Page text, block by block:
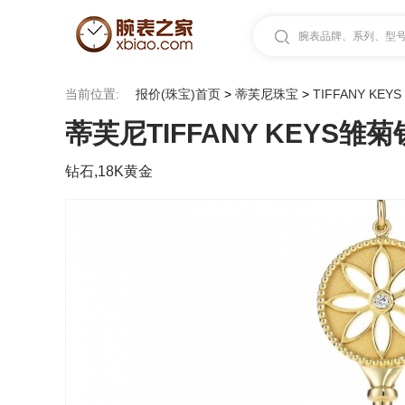
腕表品牌、系列、型
当前位置: 报价(珠宝)首页 > 蒂芙尼珠宝 > TIFFANY KEYS
蒂芙尼TIFFANY KEYS雏菊
钻石,18K黄金